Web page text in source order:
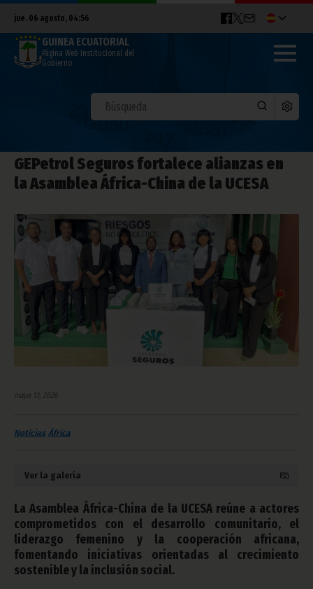
jue. 06 agosto, 04:56
GUINEA ECUATORIAL
Página Web Institucional del
Gobierno
GEPetrol Seguros fortalece alianzas en
la Asamblea África-China de la UCESA
mayo 13, 2026
Noticias África
Ver la galería
La Asamblea África-China de la UCESA reúne a actores
comprometidos con el desarrollo comunitario, el
liderazgo femenino y la cooperación africana,
fomentando iniciativas orientadas al crecimiento
sostenible y la inclusión social.